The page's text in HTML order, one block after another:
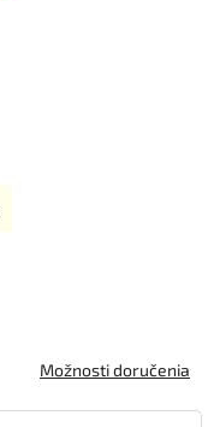
Možnosti doručenia